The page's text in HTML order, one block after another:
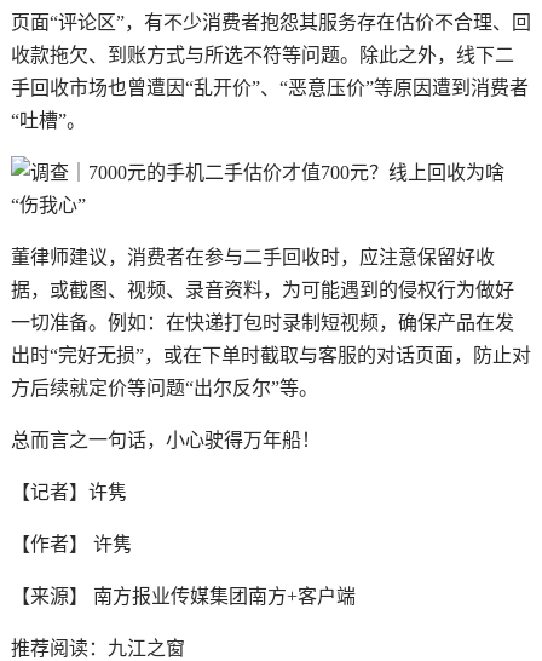
页面“评论区”，有不少消费者抱怨其服务存在估价不合理、回
收款拖欠、到账方式与所选不符等问题。除此之外，线下二
手回收市场也曾遭因“乱开价”、“恶意压价”等原因遭到消费者
“吐槽”。
董律师建议，消费者在参与二手回收时，应注意保留好收
据，或截图、视频、录音资料，为可能遇到的侵权行为做好
一切准备。例如：在快递打包时录制短视频，确保产品在发
出时“完好无损”，或在下单时截取与客服的对话页面，防止对
方后续就定价等问题“出尔反尔”等。
总而言之一句话，小心驶得万年船！
【记者】许隽
【作者】 许隽
【来源】 南方报业传媒集团南方+客户端
推荐阅读： 九江之窗